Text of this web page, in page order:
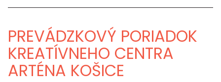
PREVÁDZKOVÝ PORIADOK
KREATÍVNEHO CENTRA
ARTÉNA KOŠICE